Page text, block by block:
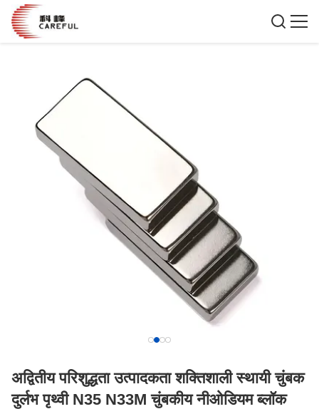
अद्वितीय परिशुद्धता उत्पादकता शक्तिशाली स्थायी चुंबक
दुर्लभ पृथ्वी N35 N33M चुंबकीय नीओडियम ब्लॉक